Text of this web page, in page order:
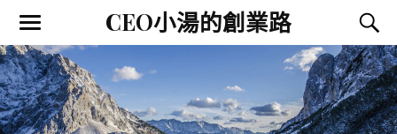
CEO小湯的創業路